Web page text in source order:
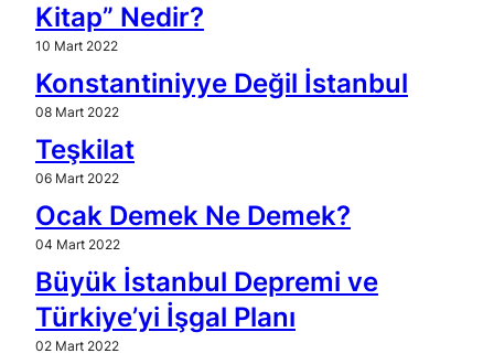
Kitap” Nedir?
10 Mart 2022
Konstantiniyye Değil İstanbul
08 Mart 2022
Teşkilat
06 Mart 2022
Ocak Demek Ne Demek?
04 Mart 2022
Büyük İstanbul Depremi ve
Türkiye’yi İşgal Planı
02 Mart 2022